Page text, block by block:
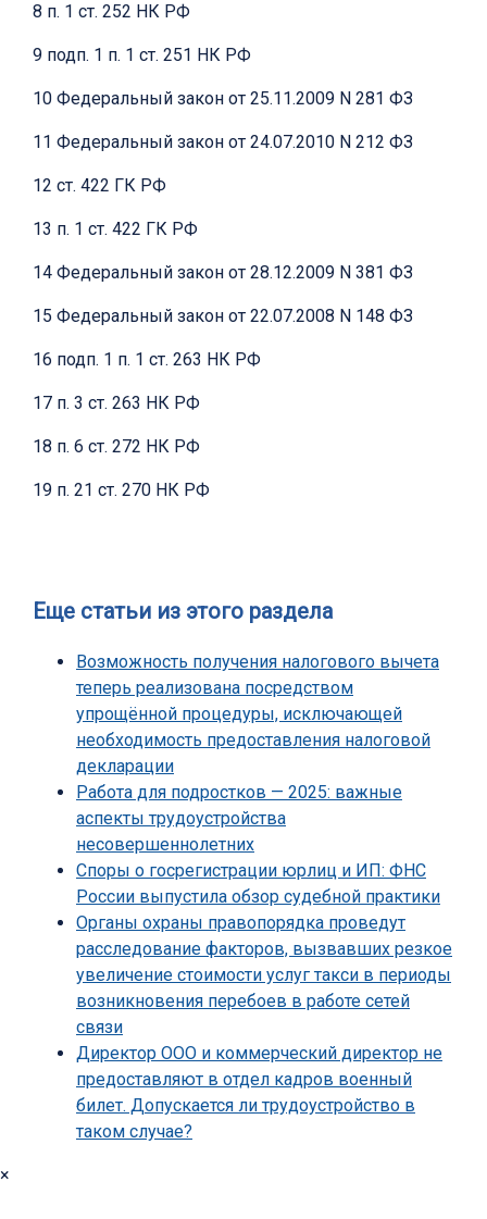
8 п. 1 ст. 252 НК РФ
9 подп. 1 п. 1 ст. 251 НК РФ
10 Федеральный закон от 25.11.2009 N 281 ФЗ
11 Федеральный закон от 24.07.2010 N 212 ФЗ
12 ст. 422 ГК РФ
13 п. 1 ст. 422 ГК РФ
14 Федеральный закон от 28.12.2009 N 381 ФЗ
15 Федеральный закон от 22.07.2008 N 148 ФЗ
16 подп. 1 п. 1 ст. 263 НК РФ
17 п. 3 ст. 263 НК РФ
18 п. 6 ст. 272 НК РФ
19 п. 21 ст. 270 НК РФ
Еще статьи из этого раздела
Возможность получения налогового вычета
теперь реализована посредством
упрощённой процедуры, исключающей
необходимость предоставления налоговой
декларации
Работа для подростков — 2025: важные
аспекты трудоустройства
несовершеннолетних
Споры о госрегистрации юрлиц и ИП: ФНС
России выпустила обзор судебной практики
Органы охраны правопорядка проведут
расследование факторов, вызвавших резкое
увеличение стоимости услуг такси в периоды
возникновения перебоев в работе сетей
связи
Директор ООО и коммерческий директор не
предоставляют в отдел кадров военный
билет. Допускается ли трудоустройство в
таком случае?
×